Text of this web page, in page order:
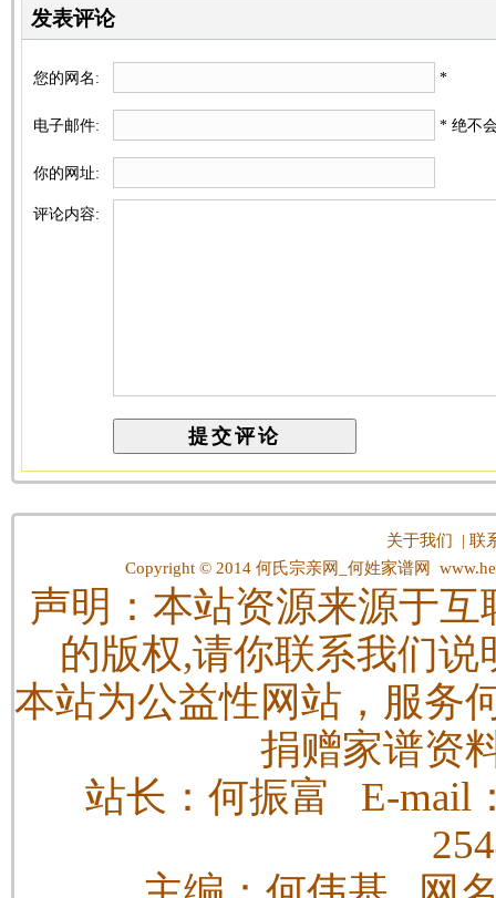
发表评论
您的网名: *
电子邮件: * 绝不
你的网址:
评论内容:
关于我们 |联
Copyright © 2014 何氏宗亲网_何姓家谱网
声明：本站资源来源于
的版权,请你联系我们
本站为公益性网站，服务
捐赠家谱资
站长：何振富 E-mail